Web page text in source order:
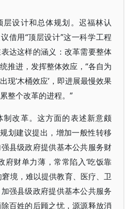
层设计和总体规划。迟福林认
借用“顶层设计”这一科学工程
达这样的涵义：改革需要整体
推进，发挥整体效应，“各自为
现‘木桶效应’，即进展最慢效果
整个改革的进程。”
制改革。这方面的表述新意颇
划建议提出，增加一般性转移
县级政府提供基本公共服务财
府财单力薄，常常陷入‘吃饭靠
窘境，难以提供教育、医疗、卫
强县级政府提供基本公共服务
百姓的后顾之忧，源源释放消